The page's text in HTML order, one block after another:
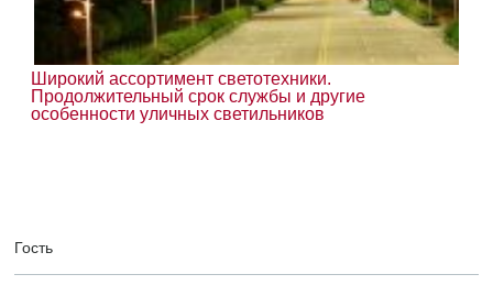
Широкий ассортимент светотехники.
Продолжительный срок службы и другие
особенности уличных светильников
Гость